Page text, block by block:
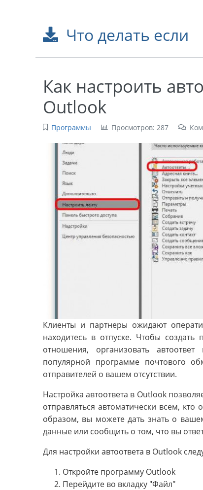
Что делать если
Как настроить
Outlook
Программы Просмотров: 287
Клиенты и партнеры ожидают
находитесь в отпуске. Чтобы
отношения, организовать
популярной программе почтового
отправителей о вашем отсутствии.
Настройка автоответа в Outlook
отправляться автоматически всем,
образом, вы можете дать знать о
данные или сообщить о том, что вы
Для настройки автоответа в Outlook
Откройте программу Outlook
Перейдите во вкладку "Файл"